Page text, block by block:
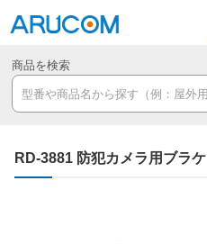
商品を検索
RD-3881 防犯カメラ用ブラ